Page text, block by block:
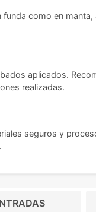
como en
aplicados.
realizadas.
seguros y